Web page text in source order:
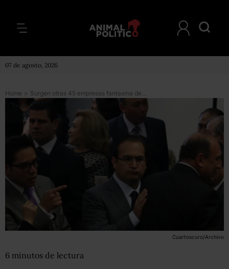
07 de agosto, 2026
Home > Surgen otras 45 empresas fantasma de Javier Duarte en varios estados del país
Cuartoscuro/Archivo
6 minutos de lectura